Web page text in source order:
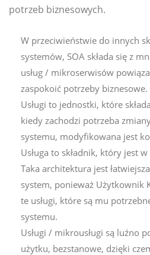
potrzeb biznesowych.
W przeciwieństwie do innych
systemów, SOA składa się z
usług / mikroserwisów
zaspokoić potrzeby biznesowe.
Usługi to jednostki, które
kiedy zachodzi potrzeba
systemu, modyfikowana jest
Usługa to składnik, który jest
Taka architektura jest
system, ponieważ Użytkownik
te usługi, które są mu
systemu.
Usługi / mikrousługi są luźno
użytku, bezstanowe, dzięki